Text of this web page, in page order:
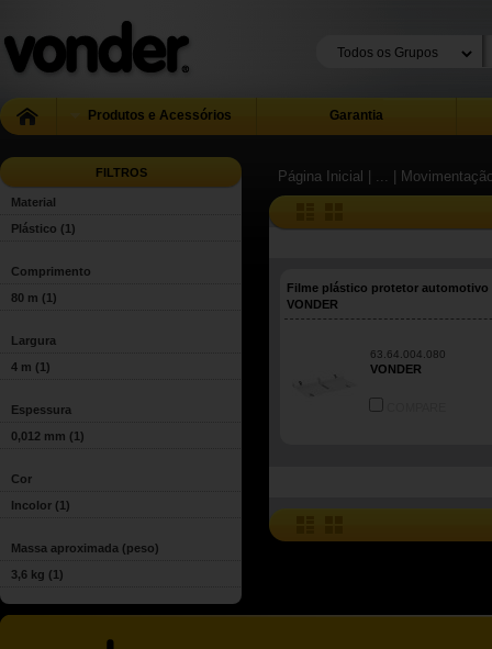
Produtos e Acessórios Garantia
FILTROS
Material
Plástico (1)
Comprimento
80 m (1)
Largura
4 m (1)
Espessura
0,012 mm (1)
Cor
Incolor (1)
Massa aproximada (peso)
3,6 kg (1)
Página Inicial | ... |
Filme plástico protetor automotivo
VONDER
63.64.004.080
VONDER